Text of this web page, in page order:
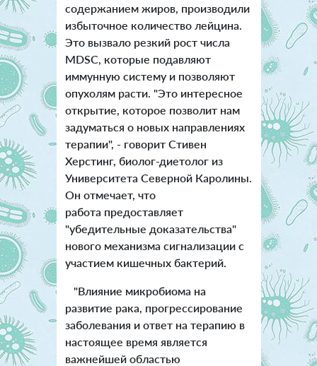
содержанием жиров, производили
избыточное количество лейцина.
Это вызвало резкий рост числа
MDSC, которые подавляют
иммунную систему и позволяют
опухолям расти. "Это интересное
открытие, которое позволит нам
задуматься о новых направлениях
терапии", - говорит Стивен
Херстинг, биолог-диетолог из
Университета Северной Каролины.
Он отмечает, что
работа предоставляет
"убедительные доказательства"
нового механизма сигнализации с
участием кишечных бактерий.
"Влияние микробиома на
развитие рака, прогрессирование
заболевания и ответ на терапию в
настоящее время является
важнейшей областью